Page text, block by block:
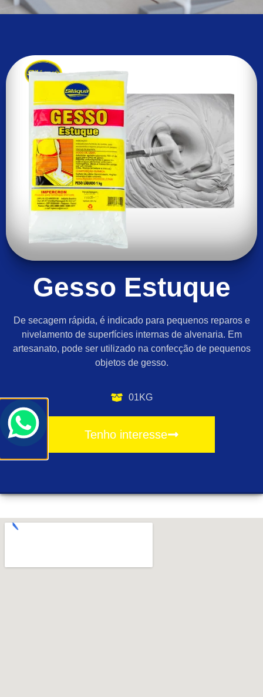
Gesso Estuque
De secagem rápida, é indicado para pequenos reparos e
nivelamento de superfícies internas de alvenaria. Em
artesanato, pode ser utilizado na confecção de pequenos
objetos de gesso.
01KG
Tenho interesse